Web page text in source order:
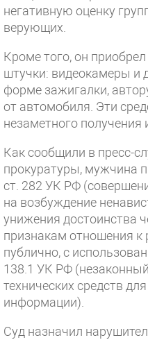
негативную оценку
верующих.
Кроме того, он
штучки: видеокамеры и
форме зажигалки,
от автомобиля. Эти
незаметного получения
Как сообщили в пресс-
прокуратуры, мужчина
ст. 282 УК РФ
на возбуждение
унижения достоинства
признакам отношения к
публично, с
138.1 УК РФ
технических средств
информации).
Суд назначил